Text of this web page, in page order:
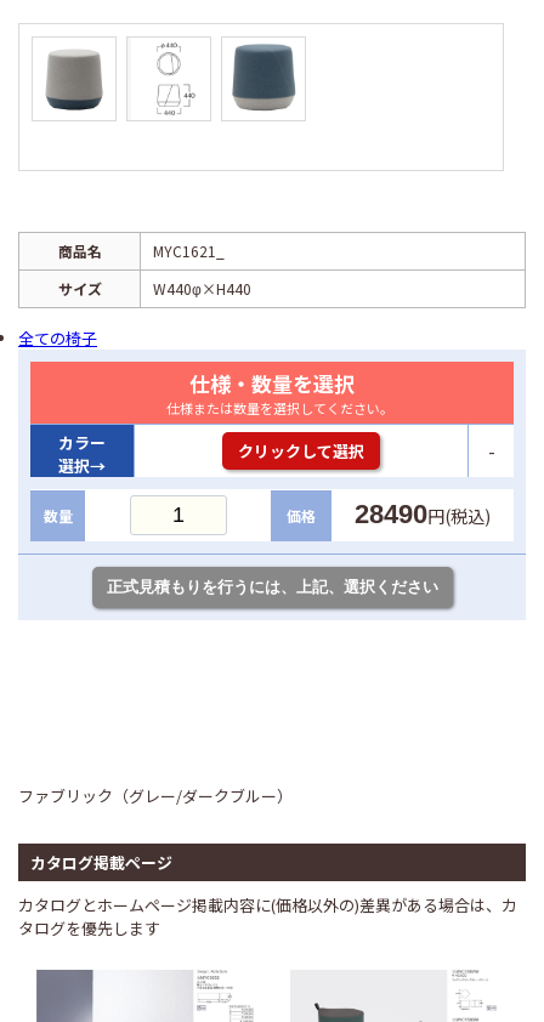
商品名
MYC1621_
サイズ
W440φ×H440
全ての椅子
仕様・数量を選択
仕様または数量を選択してください。
カラー
選択→
クリックして選択 -
数量 価格 28490円(税込)
ファブリック（グレー/ダークブルー）
カタログ掲載ページ
カタログとホームページ掲載内容に(価格以外の)差異がある場合は、カ
タログを優先します